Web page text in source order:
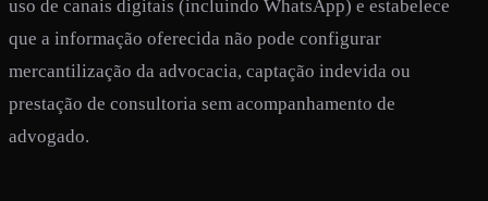
uso de canais digitais (incluindo WhatsApp) e estabelece
que a informação oferecida não pode configurar
mercantilização da advocacia, captação indevida ou
prestação de consultoria sem acompanhamento de
advogado.